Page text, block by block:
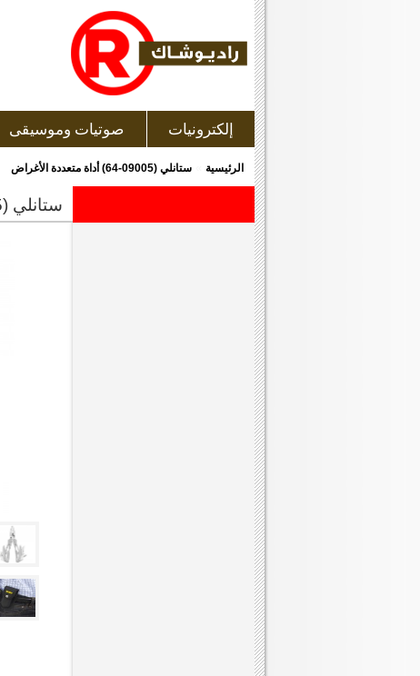
إلكترونيات صوتيات وموسيقى
الرئيسية ستانلي (09005-64) أداة متعددة الأغراض
ستانلي (09005-64) أداة متعددة الأغراض